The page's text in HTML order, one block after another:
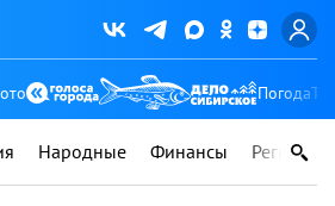
Погода
Народные Финансы Регионы